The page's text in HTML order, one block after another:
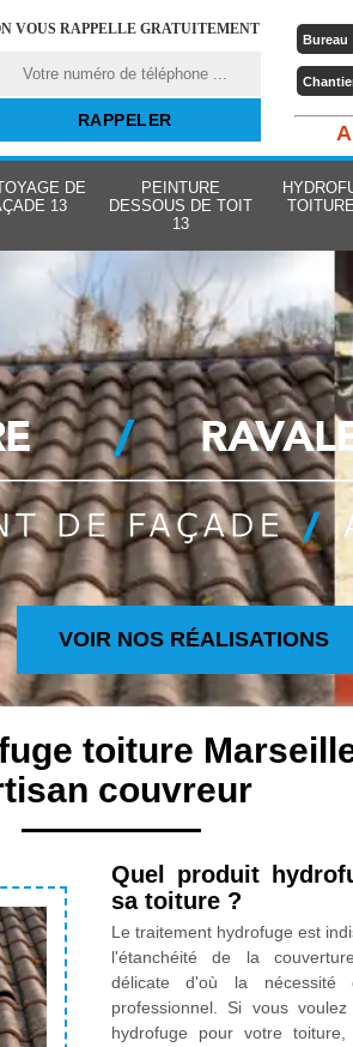
VOUS RAPPELLE GRATUITEMENT
Bureau
DE
13
PEINTURE
DESSOUS DE TOIT
13
VOIR NOS RÉALISATIONS
toiture
couvreur
Quel produit
sa toiture ?
Le traitement hydrofuge est
l'étanchéité de la
délicate d'où la nécessité
professionnel. Si vous
hydrofuge pour votre toiture,